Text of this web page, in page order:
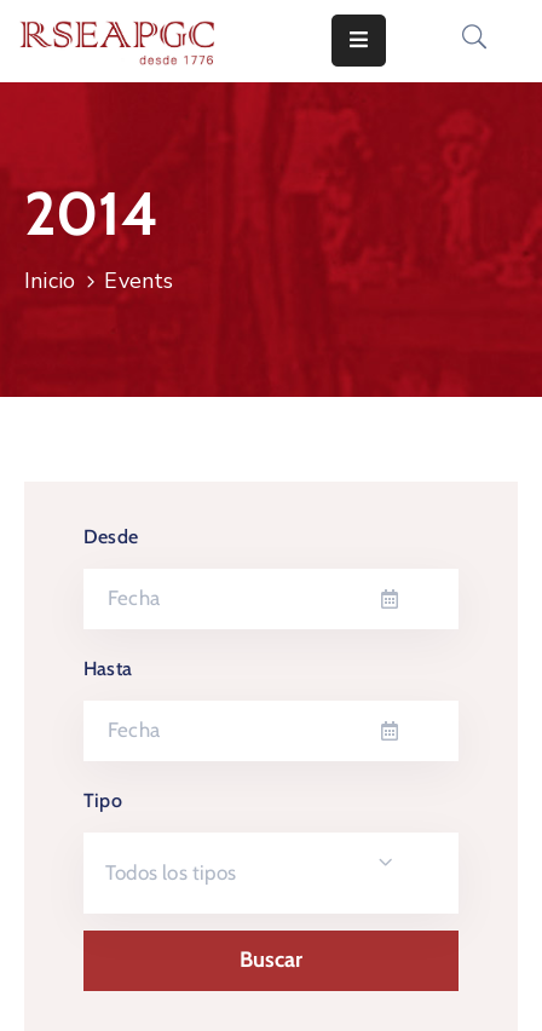
COMUNICADOS
CONOCERNOS
2014
Inicio Events
Desde
Hasta
Tipo
Todos los tipos